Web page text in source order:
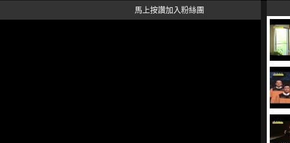
馬上按讚加入粉絲團